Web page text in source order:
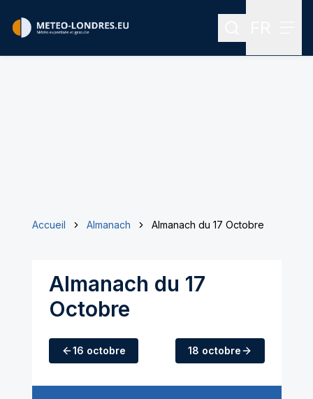
Rechercher
Accueil Almanach Almanach du 17 Octobre
Almanach du 17
Octobre
16 octobre 18 octobre